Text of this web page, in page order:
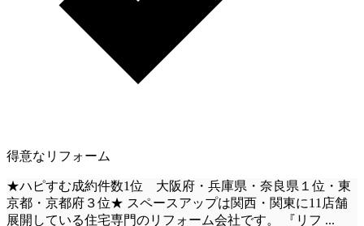
得意なリフォーム
★ハピすむ成約件数1位 大阪府・兵庫県・奈良県１位・東
京都・京都府３位★ スペースアップは関西・関東に11店舗
展開している住宅専門のリフォーム会社です。 『リフ ...